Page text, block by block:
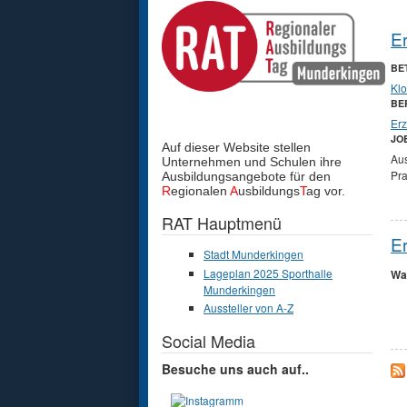
Auf dieser Website stellen
Unternehmen und Schulen ihre
Ausbildungsangebote für den
Regionalen AusbildungsTag vor.
RAT Hauptmenü
Stadt Munderkingen
Lageplan 2025 Sporthalle
Munderkingen
Aussteller von A-Z
Social Media
Besuche uns auch auf..